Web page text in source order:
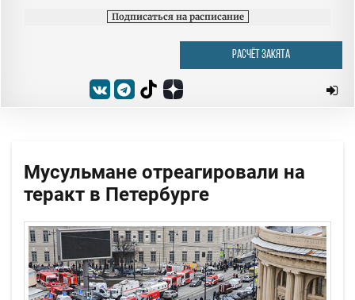
Подписаться на расписание
РАСЧЁТ ЗАКЯТА
Мусульмане отреагировали на
теракт в Петербурге